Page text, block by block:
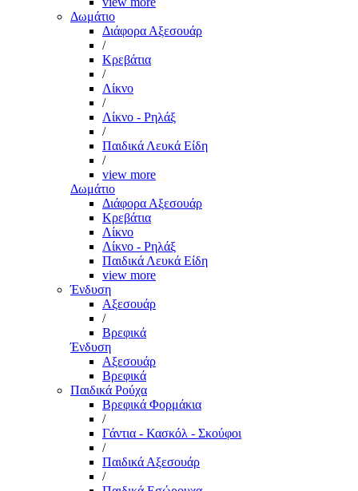
Δωμάτιο
Διάφορα Αξεσουάρ
/
Κρεβάτια
/
Λίκνο
/
Λίκνο - Ρηλάξ
/
Παιδικά Λευκά Είδη
/
view more
Δωμάτιο
Διάφορα Αξεσουάρ
Κρεβάτια
Λίκνο
Λίκνο - Ρηλάξ
Παιδικά Λευκά Είδη
view more
Ένδυση
Αξεσουάρ
/
Βρεφικά
Ένδυση
Αξεσουάρ
Βρεφικά
Παιδικά Ρούχα
Βρεφικά Φορμάκια
/
Γάντια - Κασκόλ - Σκούφοι
/
Παιδικά Αξεσουάρ
/